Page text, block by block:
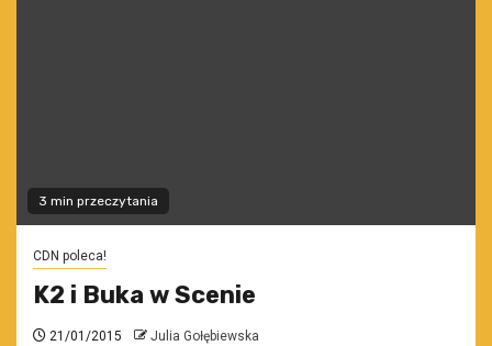
3 min przeczytania
CDN poleca!
K2 i Buka w Scenie
21/01/2015 Julia Gołębiewska